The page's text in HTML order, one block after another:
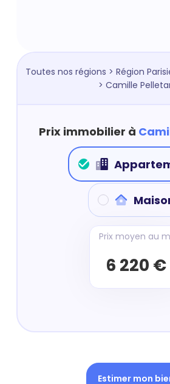
Toutes nos régions > Région
> Camille
Prix immobilier à
Prix moyen au
6 220 €
Estimer mon